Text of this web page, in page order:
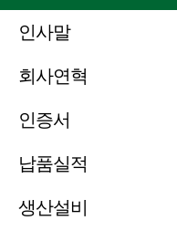
인사말
회사연혁
인증서
납품실적
생산설비